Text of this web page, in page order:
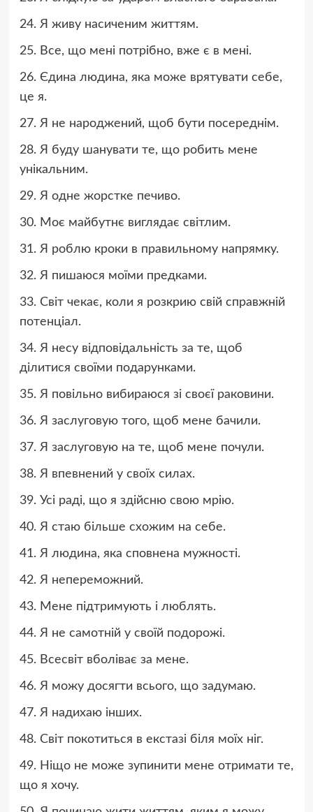
24. Я живу насиченим життям.
25. Все, що мені потрібно, вже є в мені.
26. Єдина людина, яка може врятувати себе,
це я.
27. Я не народжений, щоб бути посереднім.
28. Я буду шанувати те, що робить мене
унікальним.
29. Я одне жорстке печиво.
30. Моє майбутнє виглядає світлим.
31. Я роблю кроки в правильному напрямку.
32. Я пишаюся моїми предками.
33. Світ чекає, коли я розкрию свій справжній
потенціал.
34. Я несу відповідальність за те, щоб
ділитися своїми подарунками.
35. Я повільно вибираюся зі своєї раковини.
36. Я заслуговую того, щоб мене бачили.
37. Я заслуговую на те, щоб мене почули.
38. Я впевнений у своїх силах.
39. Усі раді, що я здійсню свою мрію.
40. Я стаю більше схожим на себе.
41. Я людина, яка сповнена мужності.
42. Я непереможний.
43. Мене підтримують і люблять.
44. Я не самотній у своїй подорожі.
45. Всесвіт вболіває за мене.
46. ​​Я можу досягти всього, що задумаю.
47. Я надихаю інших.
48. Світ покотиться в екстазі біля моїх ніг.
49. Ніщо не може зупинити мене отримати те,
що я хочу.